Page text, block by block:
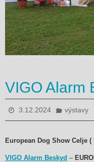
VIGO Alarm
3.12.2024 výstavy
European Dog Show Celje
VIGO Alarm Beskyd –